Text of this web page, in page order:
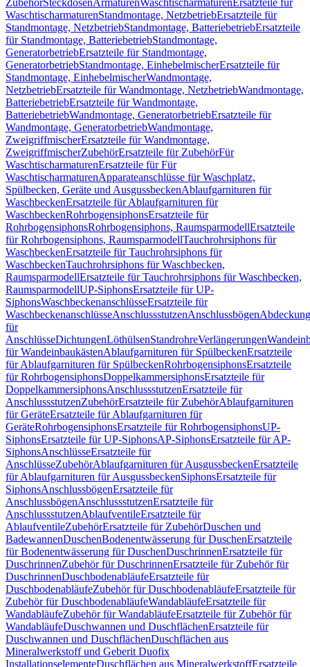
ZubehörSteckdosenArmaturenWaschtischarmaturen Ersatzteile für
WaschtischarmaturenStandmontage, NetzbetriebErsatzteile für
Standmontage, NetzbetriebStandmontage, BatteriebetriebErsatzteile
für Standmontage, BatteriebetriebStandmontage,
GeneratorbetriebErsatzteile für Standmontage,
GeneratorbetriebStandmontage, EinhebelmischerErsatzteile für
Standmontage, EinhebelmischerWandmontage,
NetzbetriebErsatzteile für Wandmontage, NetzbetriebWandmontage,
BatteriebetriebErsatzteile für Wandmontage,
BatteriebetriebWandmontage, GeneratorbetriebErsatzteile für
Wandmontage, GeneratorbetriebWandmontage,
ZweigriffmischerErsatzteile für Wandmontage,
ZweigriffmischerZubehörErsatzteile für ZubehörFür
WaschtischarmaturenErsatzteile für Für
WaschtischarmaturenApparateanschlüsse für Waschplatz,
Spülbecken, Geräte und AusgussbeckenAblaufgarnituren für
WaschbeckenErsatzteile für Ablaufgarnituren für
WaschbeckenRohrbogensiphonsErsatzteile für
RohrbogensiphonsRohrbogensiphons, RaumsparmodellErsatzteile
für Rohrbogensiphons, RaumsparmodellTauchrohrsiphons für
WaschbeckenErsatzteile für Tauchrohrsiphons für
WaschbeckenTauchrohrsiphons für Waschbecken,
RaumsparmodellErsatzteile für Tauchrohrsiphons für Waschbecken,
RaumsparmodellUP-SiphonsErsatzteile für UP-
SiphonsWaschbeckenanschlüsseErsatzteile für
WaschbeckenanschlüsseAnschlussstutzenAnschlussbögen
für
AnschlüsseDichtungenLöthülsenStandrohreVerlängerungen
für WandeinbaukästenAblaufgarnituren für SpülbeckenErsatzteile
für Ablaufgarnituren für SpülbeckenRohrbogensiphonsErsatzteile
für RohrbogensiphonsDoppelkammersiphonsErsatzteile für
DoppelkammersiphonsAnschlussstutzenErsatzteile für
AnschlussstutzenZubehörErsatzteile für ZubehörAblaufgarnituren
für GeräteErsatzteile für Ablaufgarnituren für
GeräteRohrbogensiphonsErsatzteile für RohrbogensiphonsUP-
SiphonsErsatzteile für UP-SiphonsAP-SiphonsErsatzteile für AP-
SiphonsAnschlüsseErsatzteile für
AnschlüsseZubehörAblaufgarnituren für AusgussbeckenErsatzteile
für Ablaufgarnituren für AusgussbeckenSiphonsErsatzteile für
SiphonsAnschlussbögenErsatzteile für
AnschlussbögenAnschlussstutzenErsatzteile für
AnschlussstutzenAblaufventileErsatzteile für
AblaufventileZubehörErsatzteile für ZubehörDuschen und
BadewannenDuschenBodenentwässerung für DuschenErsatzteile
für Bodenentwässerung für DuschenDuschrinnenErsatzteile für
DuschrinnenZubehör für DuschrinnenErsatzteile für Zubehör für
DuschrinnenDuschbodenabläufeErsatzteile für
DuschbodenabläufeZubehör für DuschbodenabläufeErsatzteile für
Zubehör für DuschbodenabläufeWandabläufeErsatzteile für
WandabläufeZubehör für WandabläufeErsatzteile für Zubehör für
WandabläufeDuschwannen und DuschflächenErsatzteile für
Duschwannen und DuschflächenDuschflächen aus
Mineralwerkstoff und Geberit Duofix
InstallationselementeDuschflächen aus MineralwerkstoffErsatzteile